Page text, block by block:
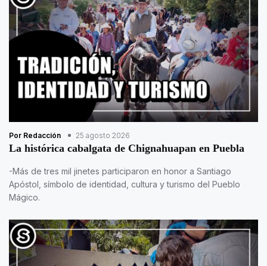
Por Redacción 25 agosto 2026
La histórica cabalgata de Chignahuapan en Puebla
-Más de tres mil jinetes participaron en honor a Santiago
Apóstol, símbolo de identidad, cultura y turismo del Pueblo
Mágico.